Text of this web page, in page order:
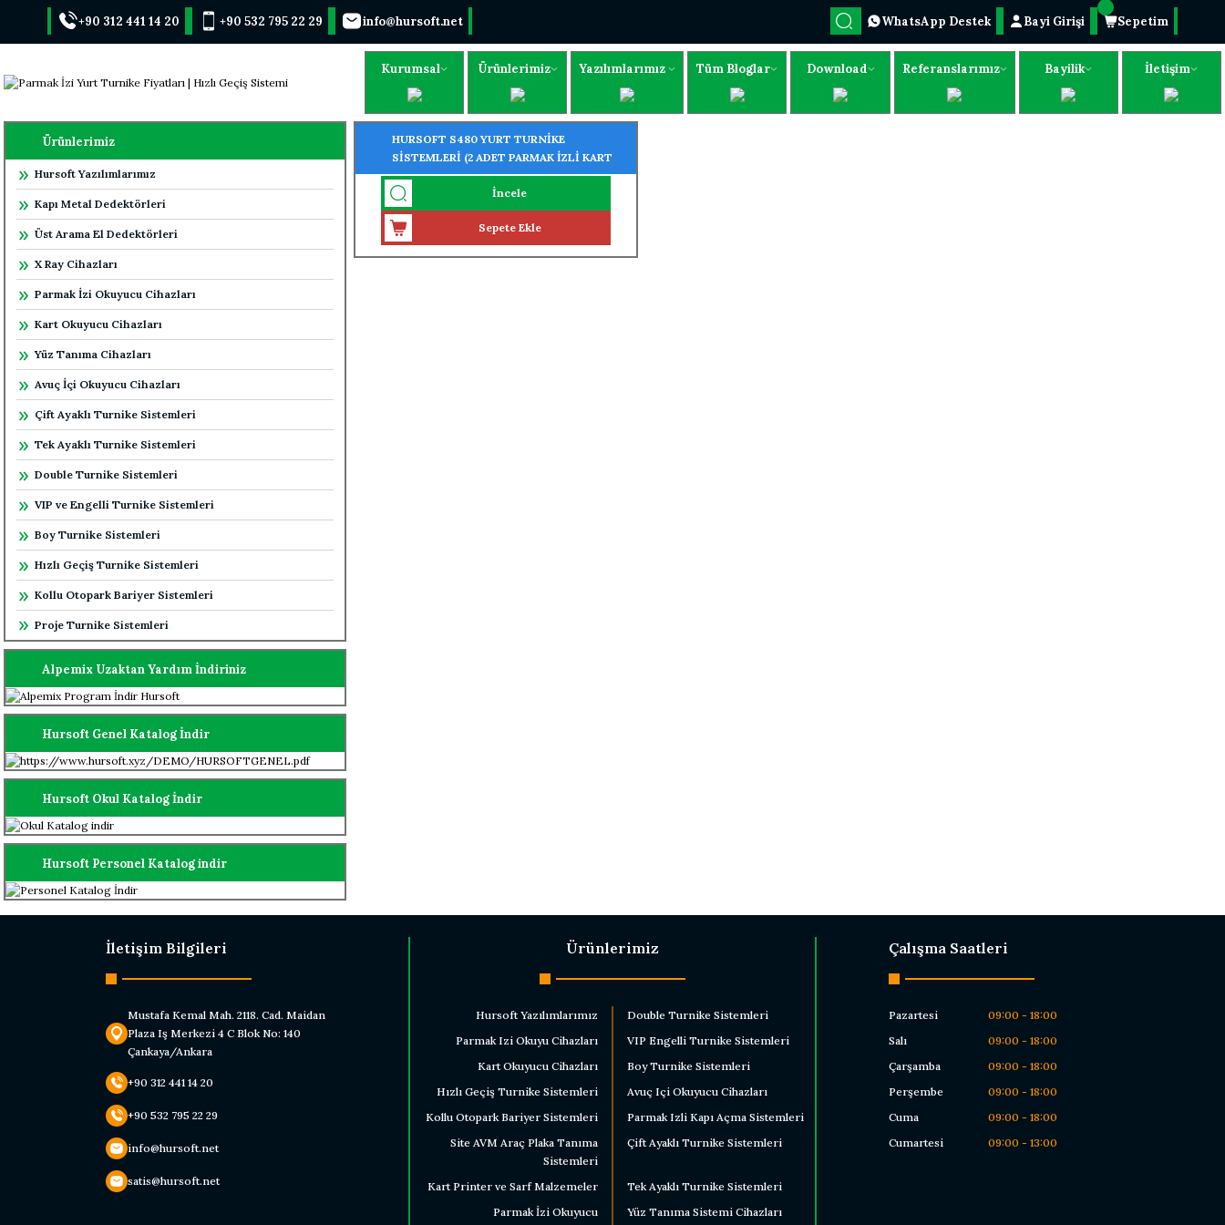
+90 312 441 14 20 +90 532 795 22 29 info@hursoft.net WhatsApp Destek Bayi Girişi Sepetim
Kurumsal Ürünlerimiz Yazılımlarımız Tüm Bloglar Download Referanslarımız Bayilik İletişim
Ürünlerimiz
Hursoft Yazılımlarımız
Kapı Metal Dedektörleri
Üst Arama El Dedektörleri
X Ray Cihazları
Parmak İzi Okuyucu Cihazları
Kart Okuyucu Cihazları
Yüz Tanıma Cihazları
Avuç İçi Okuyucu Cihazları
Çift Ayaklı Turnike Sistemleri
Tek Ayaklı Turnike Sistemleri
Double Turnike Sistemleri
VIP ve Engelli Turnike Sistemleri
Boy Turnike Sistemleri
Hızlı Geçiş Turnike Sistemleri
Kollu Otopark Bariyer Sistemleri
Proje Turnike Sistemleri
Alpemix Uzaktan Yardım İndiriniz
Hursoft Genel Katalog İndir
Hursoft Okul Katalog İndir
Hursoft Personel Katalog indir
HURSOFT S480 YURT TURNİKE
SİSTEMLERİ (2 ADET PARMAK İZLİ KART
OKUYUCU TURNİKEYE MONTELİ)
İncele
Sepete Ekle
İletişim Bilgileri
Mustafa Kemal Mah. 2118. Cad. Maidan
Plaza Iş Merkezi 4 C Blok No: 140
Çankaya/Ankara
+90 312 441 14 20
+90 532 795 22 29
info@hursoft.net
satis@hursoft.net
Ürünlerimiz
Hursoft Yazılımlarımız
Double Turnike Sistemleri
Parmak Izi Okuyu Cihazları
VIP Engelli Turnike Sistemleri
Kart Okuyucu Cihazları
Boy Turnike Sistemleri
Hızlı Geçiş Turnike Sistemleri
Avuç Içi Okuyucu Cihazları
Kollu Otopark Bariyer Sistemleri
Parmak Izli Kapı Açma Sistemleri
Site AVM Araç Plaka Tanıma
Sistemleri
Çift Ayaklı Turnike Sistemleri
Kart Printer ve Sarf Malzemeler
Tek Ayaklı Turnike Sistemleri
Parmak İzi Okuyucu
Yüz Tanıma Sistemi Cihazları
Çalışma Saatleri
Pazartesi
09:00 - 18:00
Salı
09:00 - 18:00
Çarşamba
09:00 - 18:00
Perşembe
09:00 - 18:00
Cuma
09:00 - 18:00
Cumartesi
09:00 - 13:00